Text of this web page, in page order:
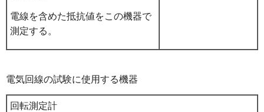
電線を含めた抵抗値をこの機器で
測定する。
電気回線の試験に使用する機器
回転測定計